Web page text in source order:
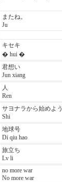
またね。
Ju
キセキ
� hui �
君想い
Jun xiang
人
Ren
サヨナラから始めよう
Shi
地球号
Di qiu hao
旅立ち
Lv li
no more war
No more war